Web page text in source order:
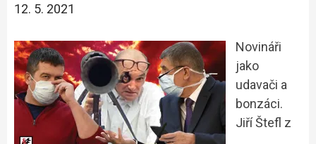
12. 5. 2021
Novináři
jako
udavači a
bonzáci.
Jiří Štefl z